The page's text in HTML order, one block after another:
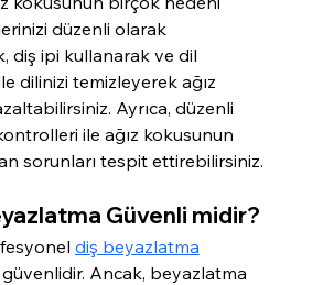
düzenli olarak
diş ipi kullanarak ve dil
dilinizi temizleyerek ağız
Ayrıca, düzenli
ile ağız kokusunun
sorunları tespit ettirebilirsiniz.
Güvenli midir?
diş beyazlatma
Ancak, beyazlatma